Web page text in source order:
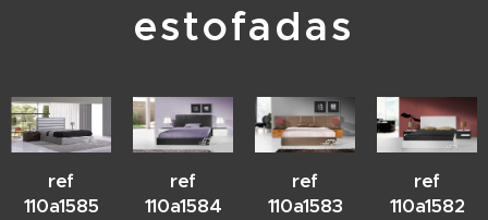
estofadas
ref
110a1585
ref
110a1584
ref
110a1583
ref
110a1582